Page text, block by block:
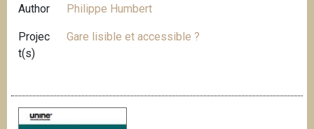
Author Philippe Humbert
Projec
t(s)
Gare lisible et accessible ?